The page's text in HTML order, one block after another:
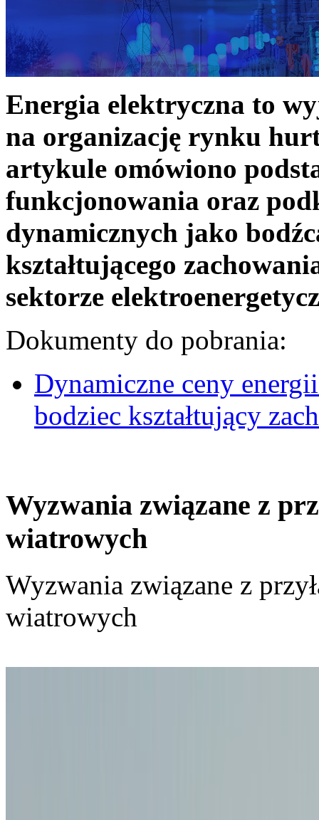
Energia elektryczna to
na organizację rynku
artykule omówiono
funkcjonowania oraz
dynamicznych jako
kształtującego
sektorze
Dokumenty do pobrania:
Dynamiczne ceny
bodziec kształtujący
Wyzwania związane z
wiatrowych
Wyzwania związane z
wiatrowych